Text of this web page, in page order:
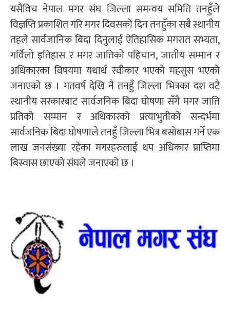
यसैविच नेपाल मगर संघ जिल्ला समन्वय समिति तनहुँले
विज्ञप्ति प्रकाशित गरि मगर दिवसको दिन तनहुँका सबै स्थानीय
तहले सार्वजानिक बिदा दिनुलाई ऐतिहासिक मगरात सभ्यता,
गर्विलो इतिहास र मगर जातिको पहिचान, जातीय सम्मान र
अधिकारका विषयमा यथार्थ स्वीकार भएको महसुस भएको
जनाएको छ । गतवर्ष देखि नै तनहुँ जिल्ला भित्रका दश वटै
स्थानीय सरकारबाट सार्वजनिक बिदा घोषणा सँगै मगर जाति
प्रतिको सम्मान र अधिकारको प्रत्याभुतीको सन्दर्भमा
सार्वजनिक बिदा घोषणाले तनहुँ जिल्ला भित्र बसोबास गर्ने एक
लाख जनसंख्या रहेका मगरहरुलाई थप अधिकार प्राप्तिमा
बिस्वास छाएको संघले जनाएको छ ।